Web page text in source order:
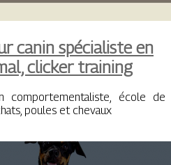
canin spécialiste en
clicker training
comportementaliste, école de
poules et chevaux